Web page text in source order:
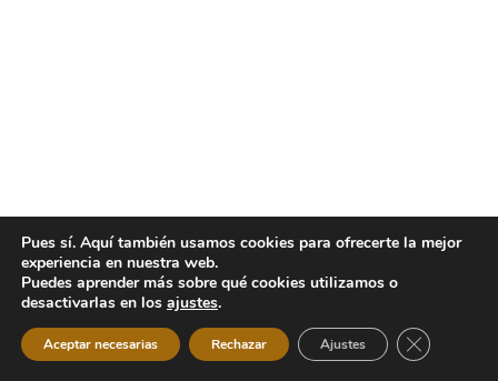
Pues sí. Aquí también usamos cookies para ofrecerte la mejor
experiencia en nuestra web.
Puedes aprender más sobre qué cookies utilizamos o
desactivarlas en los ajustes.
Aceptar necesarias Rechazar Ajustes Cerrar el